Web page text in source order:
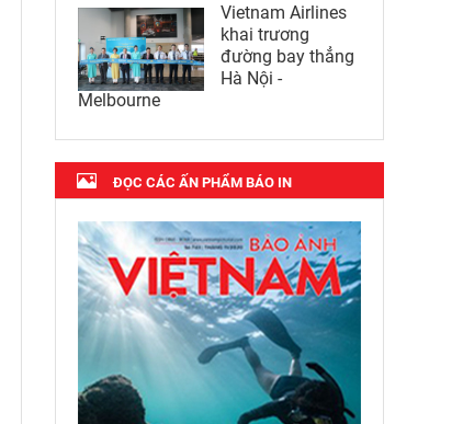
Vietnam Airlines
khai trương
đường bay thẳng
Hà Nội -
Melbourne
ĐỌC CÁC ẤN PHẨM BÁO IN